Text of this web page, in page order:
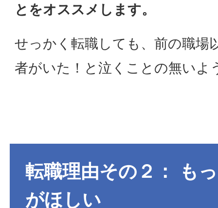
とをオススメします。
せっかく転職しても、前の職場
者がいた！と泣くことの無い
転職理由その２： も
がほしい